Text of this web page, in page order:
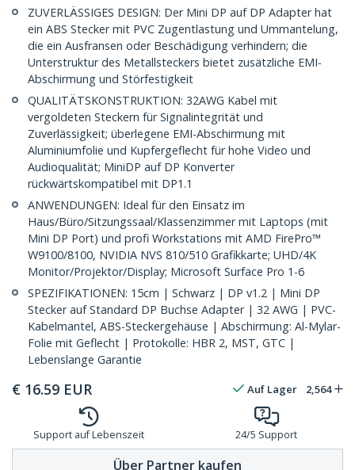
ZUVERLÄSSIGES DESIGN: Der Mini DP auf DP Adapter hat
ein ABS Stecker mit PVC Zugentlastung und Ummantelung,
die ein Ausfransen oder Beschädigung verhindern; die
Unterstruktur des Metallsteckers bietet zusätzliche EMI-
Abschirmung und Störfestigkeit
QUALITÄTSKONSTRUKTION: 32AWG Kabel mit
vergoldeten Steckern für Signalintegrität und
Zuverlässigkeit; überlegene EMI-Abschirmung mit
Aluminiumfolie und Kupfergeflecht für hohe Video und
Audioqualität; MiniDP auf DP Konverter
rückwärtskompatibel mit DP1.1
ANWENDUNGEN: Ideal für den Einsatz im
Haus/Büro/Sitzungssaal/Klassenzimmer mit Laptops (mit
Mini DP Port) und profi Workstations mit AMD FirePro™
W9100/8100, NVIDIA NVS 810/510 Grafikkarte; UHD/4K
Monitor/Projektor/Display; Microsoft Surface Pro 1-6
SPEZIFIKATIONEN: 15cm | Schwarz | DP v1.2 | Mini DP
Stecker auf Standard DP Buchse Adapter | 32 AWG | PVC-
Kabelmantel, ABS-Steckergehäuse | Abschirmung: Al-Mylar-
Folie mit Geflecht | Protokolle: HBR 2, MST, GTC |
Lebenslange Garantie
€ 16.59 EUR Auf Lager 2,564
Support auf Lebenszeit 24/5 Support
Über Partner kaufen